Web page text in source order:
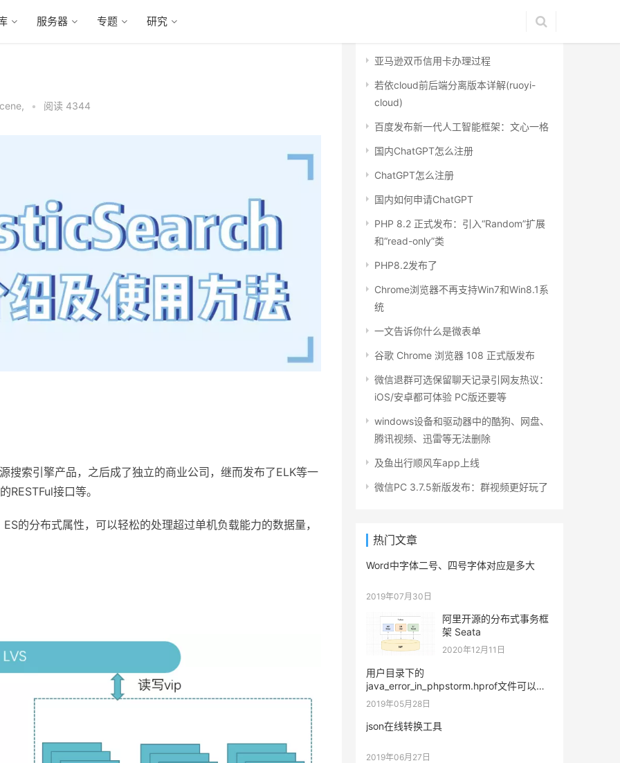
服务器 专题 研究
, • 阅读 4344
索引擎产品，之后成了独立的商业公司，继而发布了ELK等一
接口等。
的分布式属性，可以轻松的处理超过单机负载能力的数据量，
亚马逊双币信用卡办理过程
若依cloud前后端分离版本详解(ruoyi-
cloud)
百度发布新一代人工智能框架：文心一格
国内ChatGPT怎么注册
ChatGPT怎么注册
国内如何申请ChatGPT
PHP 8.2 正式发布：引入“Random”扩展
和“read-only”类
PHP8.2发布了
Chrome浏览器不再支持Win7和Win8.1系
统
一文告诉你什么是微表单
谷歌 Chrome 浏览器 108 正式版发布
微信退群可选保留聊天记录引网友热议：
iOS/安卓都可体验 PC版还要等
windows设备和驱动器中的酷狗、网盘、
腾讯视频、迅雷等无法删除
及鱼出行顺风车app上线
微信PC 3.7.5新版发布：群视频更好玩了
热门文章
Word中字体二号、四号字体对应是多大
2019年07月30日
阿里开源的分布式事务框
架 Seata
2020年12月11日
用户目录下的
java_error_in_phpstorm.hprof文件可以删
除吗
2019年05月28日
json在线转换工具
2019年06月27日